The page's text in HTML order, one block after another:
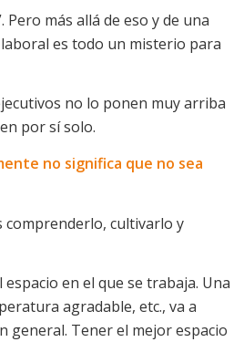
más allá de eso y de una
es todo un misterio para
no lo ponen muy arriba
por sí solo.
no significa que no sea
comprenderlo, cultivarlo y
en el que se trabaja. Una
agradable, etc., va a
general. Tener el mejor espacio